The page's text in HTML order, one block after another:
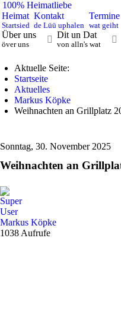
100% Heimatliebe
Heimat
Startsied
Kontakt
de Lüü uphalen
Termine
wat geiht
Über uns
över uns
Dit un Dat
von alln's wat
Aktuelle Seite:
Startseite
Aktuelles
Markus Köpke
Weihnachten an Grillplatz
Sonntag, 30. November 2025
Weihnachten an
Markus Köpke
1038 Aufrufe